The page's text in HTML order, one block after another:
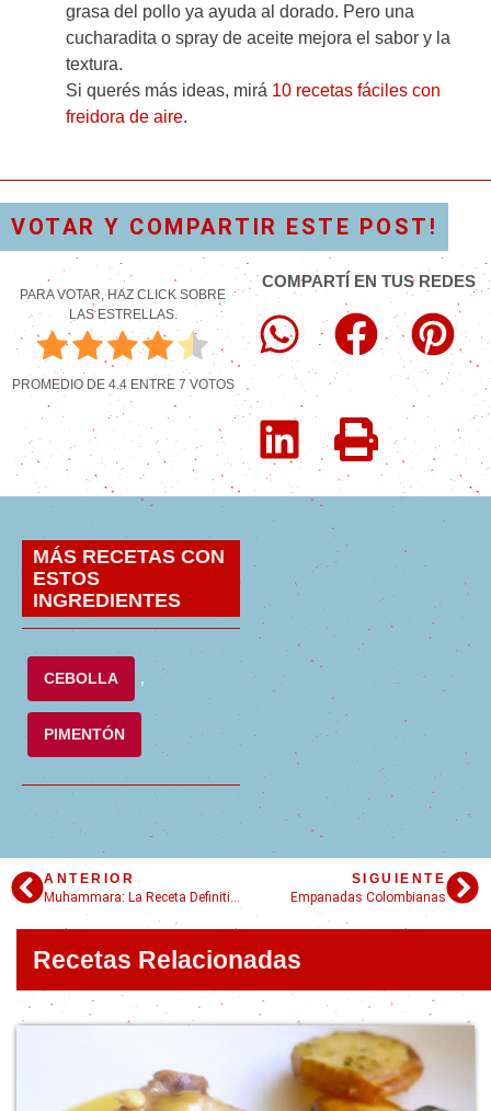
grasa del pollo ya ayuda al dorado. Pero una
cucharadita o spray de aceite mejora el sabor y la
textura.
Si querés más ideas, mirá 10 recetas fáciles con
freidora de aire.
VOTAR Y COMPARTIR ESTE POST!
PARA VOTAR, HAZ CLICK SOBRE
LAS ESTRELLAS.
PROMEDIO DE 4.4ENTRE 7 VOTOS
COMPARTÍ EN TUS REDES
MÁS RECETAS CON
ESTOS
INGREDIENTES
CEBOLLA ,
PIMENTÓN
ANTERIOR
Muhammara: La Receta Definitiva para Enamorarse
SIGUIENTE
Empanadas Colombianas
Recetas Relacionadas